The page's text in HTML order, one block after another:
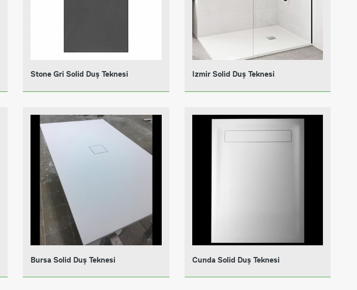
Stone Gri Solid Duş Teknesi Izmir Solid Duş Teknesi
Bursa Solid Duş Teknesi Cunda Solid Duş Teknesi